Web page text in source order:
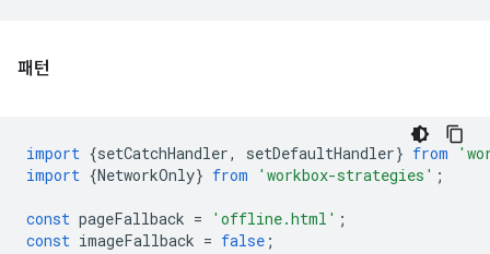
패턴
import {setCatchHandler, setDefaultHandler} from
import {NetworkOnly} from 'workbox-strategies' ;
const pageFallback = 'offline.html' ;
const imageFallback = false ;